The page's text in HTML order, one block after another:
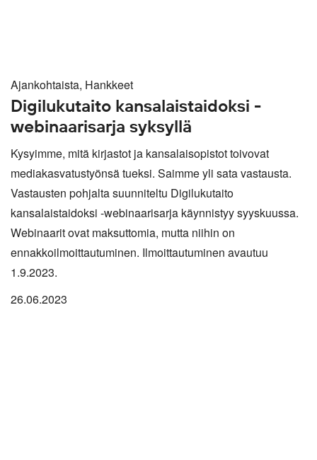
Ajankohtaista, Hankkeet
Digilukutaito kansalaistaidoksi -
webinaarisarja syksyllä
Kysyimme, mitä kirjastot ja kansalaisopistot toivovat
mediakasvatustyönsä tueksi. Saimme yli sata vastausta.
Vastausten pohjalta suunniteltu Digilukutaito
kansalaistaidoksi -webinaarisarja käynnistyy syyskuussa.
Webinaarit ovat maksuttomia, mutta niihin on
ennakkoilmoittautuminen. Ilmoittautuminen avautuu
1.9.2023.
26.06.2023